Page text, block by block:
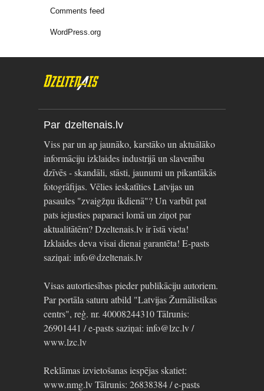
Comments feed
WordPress.org
Par dzeltenais.lv
Viss par un ap jaunāko, karstāko un aktuālāko
informāciju izklaides industrijā un slavenību
dzīvēs - skandāli, stāsti, jaunumi un pikantākās
fotogrāfijas. Vēlies ieskatīties Latvijas un
pasaules "zvaigžņu ikdienā"? Un varbūt pat
pats iejusties paparaci lomā un ziņot par
aktualitātēm? Dzeltenais.lv ir īstā vieta!
Izklaides deva visai dienai garantēta! E-pasts
saziņai: info@dzeltenais.lv
Visas autortiesības pieder publikāciju autoriem.
Par portāla saturu atbild "Latvijas Žurnālistikas
centrs", reģ. nr. 40008244310 Tālrunis:
26901441 / e-pasts saziņai: info@lzc.lv /
www.lzc.lv
Reklāmas izvietošanas iespējas skatiet:
www.nmg.lv Tālrunis: 26838384 / e-pasts